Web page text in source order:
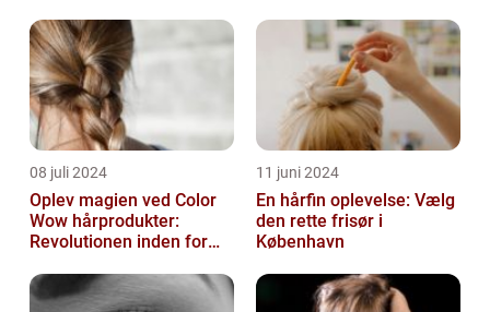
08 juli 2024
Oplev magien ved Color
Wow hårprodukter:
Revolutionen inden for
11 juni 2024
En hårfin oplevelse: Vælg
den rette frisør i
København